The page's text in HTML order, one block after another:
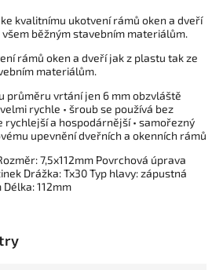
ke kvalitnímu ukotvení rámů oken a dveří
běžným stavebním materiálům.
rámů oken a dveří jak z plastu tak ze
materiálům.
průměru vrtání jen 6 mm obzvláště
rychle • šroub se používá bez
rychlejší a hospodárnější • samořezný
upevnění dveřních a okenních rámů
7,5x112mm Povrchová úprava
Drážka: Tx30 Typ hlavy: zápustná
112mm